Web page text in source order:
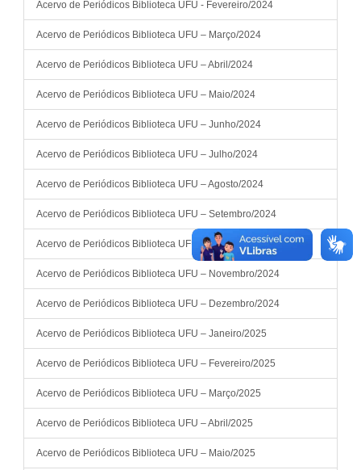
Acervo de Periódicos Biblioteca UFU - Fevereiro/2024
Acervo de Periódicos Biblioteca UFU – Março/2024
Acervo de Periódicos Biblioteca UFU – Abril/2024
Acervo de Periódicos Biblioteca UFU – Maio/2024
Acervo de Periódicos Biblioteca UFU – Junho/2024
Acervo de Periódicos Biblioteca UFU – Julho/2024
Acervo de Periódicos Biblioteca UFU – Agosto/2024
Acervo de Periódicos Biblioteca UFU – Setembro/2024
Acervo de Periódicos Biblioteca UFU – Outubro/2024
Acervo de Periódicos Biblioteca UFU – Novembro/2024
Acervo de Periódicos Biblioteca UFU – Dezembro/2024
Acervo de Periódicos Biblioteca UFU – Janeiro/2025
Acervo de Periódicos Biblioteca UFU – Fevereiro/2025
Acervo de Periódicos Biblioteca UFU – Março/2025
Acervo de Periódicos Biblioteca UFU – Abril/2025
Acervo de Periódicos Biblioteca UFU – Maio/2025